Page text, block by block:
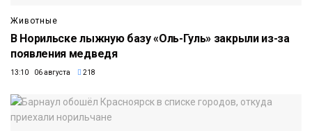
Животные
В Норильске лыжную базу «Оль-Гуль» закрыли из-за
появления медведя
13:10 06 августа 218